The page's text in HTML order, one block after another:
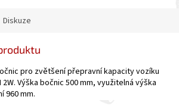
Diskuze
pro zvětšení přepravní kapacity vozíku
2W. Výška bočnic 500 mm, využitelná výška
960 mm.